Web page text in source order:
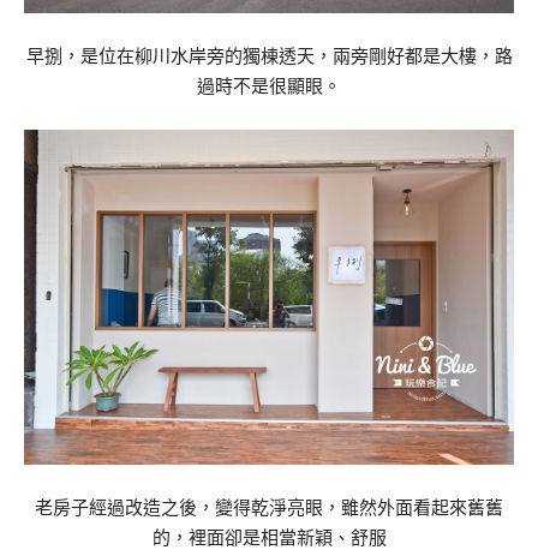
早捌，是位在柳川水岸旁的獨棟透天，兩旁剛好都是大樓，路
過時不是很顯眼。
老房子經過改造之後，變得乾淨亮眼，雖然外面看起來舊舊
的，裡面卻是相當新穎、舒服